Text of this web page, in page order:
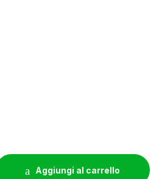
ORGANICS - GROW - LIQUIDO
Aggiungi al carrello